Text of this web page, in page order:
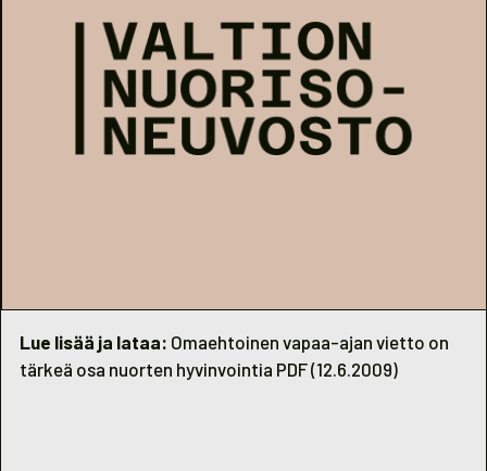
Lue lisää ja lataa: Omaehtoinen vapaa-ajan vietto on
tärkeä osa nuorten hyvinvointia PDF (12.6.2009)